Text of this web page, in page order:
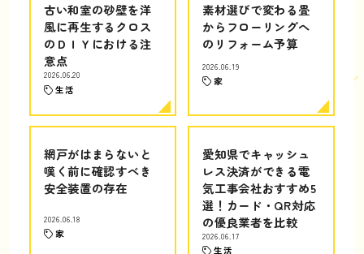
古い和室の砂壁を洋
風に再生するクロス
のＤＩＹにおける注
意点
2026.06.20
生活
素材選びで変わる畳
からフローリングへ
のリフォーム予算
2026.06.19
家
網戸がはまらないと
嘆く前に確認すべき
安全装置の存在
2026.06.18
家
愛知県でキャッシュ
レス決済ができる電
気工事会社おすすめ5
選！カード・QR対応
の優良業者を比較
2026.06.17
生活